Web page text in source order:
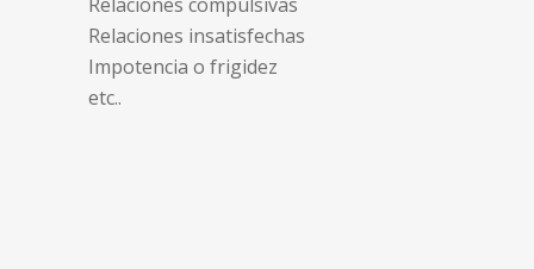
Relaciones insatisfechas
Impotencia o frigidez
etc..